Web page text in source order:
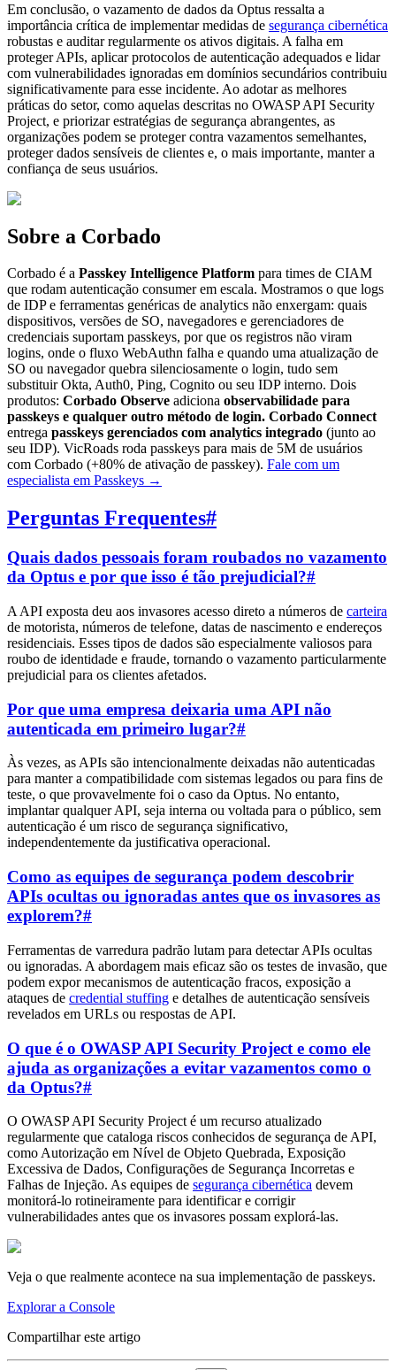
Em conclusão, o vazamento de dados da Optus ressalta a
importância crítica de implementar medidas de segurança cibernética
robustas e auditar regularmente os ativos digitais. A falha em
proteger APIs, aplicar protocolos de autenticação adequados e lidar
com vulnerabilidades ignoradas em domínios secundários contribuiu
significativamente para esse incidente. Ao adotar as melhores
práticas do setor, como aquelas descritas no OWASP API Security
Project, e priorizar estratégias de segurança abrangentes, as
organizações podem se proteger contra vazamentos semelhantes,
proteger dados sensíveis de clientes e, o mais importante, manter a
confiança de seus usuários.
Sobre a Corbado
Corbado é a Passkey Intelligence Platform para times de CIAM
que rodam autenticação consumer em escala. Mostramos o que logs
de IDP e ferramentas genéricas de analytics não enxergam: quais
dispositivos, versões de SO, navegadores e gerenciadores de
credenciais suportam passkeys, por que os registros não viram
logins, onde o fluxo WebAuthn falha e quando uma atualização de
SO ou navegador quebra silenciosamente o login, tudo sem
substituir Okta, Auth0, Ping, Cognito ou seu IDP interno. Dois
produtos: Corbado Observe adiciona observabilidade para
passkeys e qualquer outro método de login. Corbado Connect
entrega passkeys gerenciados com analytics integrado (junto ao
seu IDP). VicRoads roda passkeys para mais de 5M de usuários
com Corbado (+80% de ativação de passkey). Fale com um
especialista em Passkeys →
Perguntas Frequentes#
Quais dados pessoais foram roubados no vazamento
da Optus e por que isso é tão prejudicial?#
A API exposta deu aos invasores acesso direto a números de carteira
de motorista, números de telefone, datas de nascimento e endereços
residenciais. Esses tipos de dados são especialmente valiosos para
roubo de identidade e fraude, tornando o vazamento particularmente
prejudicial para os clientes afetados.
Por que uma empresa deixaria uma API não
autenticada em primeiro lugar?#
Às vezes, as APIs são intencionalmente deixadas não autenticadas
para manter a compatibilidade com sistemas legados ou para fins de
teste, o que provavelmente foi o caso da Optus. No entanto,
implantar qualquer API, seja interna ou voltada para o público, sem
autenticação é um risco de segurança significativo,
independentemente da justificativa operacional.
Como as equipes de segurança podem descobrir
APIs ocultas ou ignoradas antes que os invasores as
explorem?#
Ferramentas de varredura padrão lutam para detectar APIs ocultas
ou ignoradas. A abordagem mais eficaz são os testes de invasão, que
podem expor mecanismos de autenticação fracos, exposição a
ataques de credential stuffing e detalhes de autenticação sensíveis
revelados em URLs ou respostas de API.
O que é o OWASP API Security Project e como ele
ajuda as organizações a evitar vazamentos como o
da Optus?#
O OWASP API Security Project é um recurso atualizado
regularmente que cataloga riscos conhecidos de segurança de API,
como Autorização em Nível de Objeto Quebrada, Exposição
Excessiva de Dados, Configurações de Segurança Incorretas e
Falhas de Injeção. As equipes de segurança cibernética devem
monitorá-lo rotineiramente para identificar e corrigir
vulnerabilidades antes que os invasores possam explorá-las.
Veja o que realmente acontece na sua implementação de passkeys.
Explorar a Console
Compartilhar este artigo